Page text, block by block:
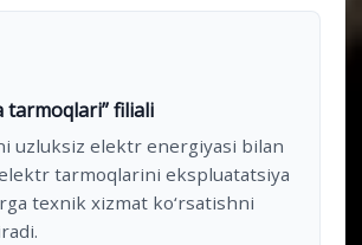
tarmoqlari” filiali
uzluksiz elektr energiyasi bilan
tarmoqlarini ekspluatatsiya
texnik xizmat ko‘rsatishni